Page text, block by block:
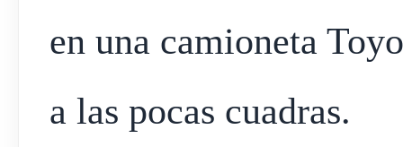
en una camioneta
a las pocas cuadras.